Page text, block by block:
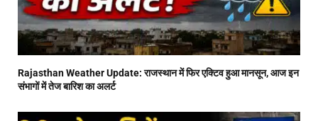
Rajasthan Weather Update: राजस्थान में फिर एक्टिव हुआ मानसून, आज इन
संभागों में तेज बारिश का अलर्ट